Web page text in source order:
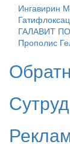
Ингавирин
ГАЛАВИТ
Прополис